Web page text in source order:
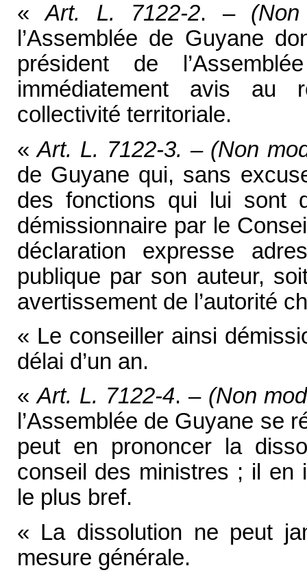
«Art. L. 7122-2. –
l’Assemblée de Guyane
président de
immédiatement avis au
collectivité territoriale.
«Art. L. 7122-3. – (Non
de Guyane qui, sans
des fonctions qui lui sont
démissionnaire par le
déclaration expresse
publique par son auteur,
avertissement de l’autorité
« Le conseiller ainsi
délai d’un an.
«Art. L. 7122-4. – (Non
l’Assemblée de Guyane se
peut en prononcer la
conseil des ministres ; il en
le plus bref.
« La dissolution ne peut
mesure générale.